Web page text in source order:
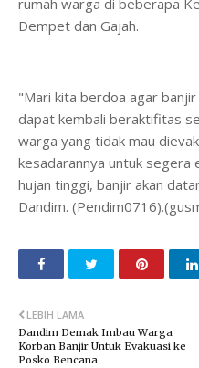
rumah warga di beberapa
Dempet dan Gajah.
"Mari kita berdoa agar
dapat kembali beraktifitas
warga yang tidak mau
kesadarannya untuk segera
hujan tinggi, banjir akan
Dandim.
LEBIH LAMA
Dandim Demak Imbau Warga
Korban Banjir Untuk Evakuasi ke
Posko Bencana